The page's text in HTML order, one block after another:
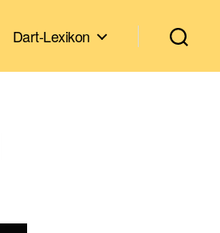
Dart-Lexikon